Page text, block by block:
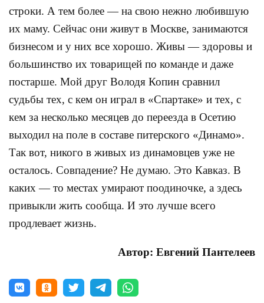
строки. А тем более — на свою нежно любившую
их маму. Сейчас они живут в Москве, занимаются
бизнесом и у них все хорошо. Живы — здоровы и
большинство их товарищей по команде и даже
постарше. Мой друг Володя Копин сравнил
судьбы тех, с кем он играл в «Спартаке» и тех, с
кем за несколько месяцев до переезда в Осетию
выходил на поле в составе питерского «Динамо».
Так вот, никого в живых из динамовцев уже не
осталось. Совпадение? Не думаю. Это Кавказ. В
каких — то местах умирают поодиночке, а здесь
привыкли жить сообща. И это лучше всего
продлевает жизнь.
Автор: Евгений Пантелеев